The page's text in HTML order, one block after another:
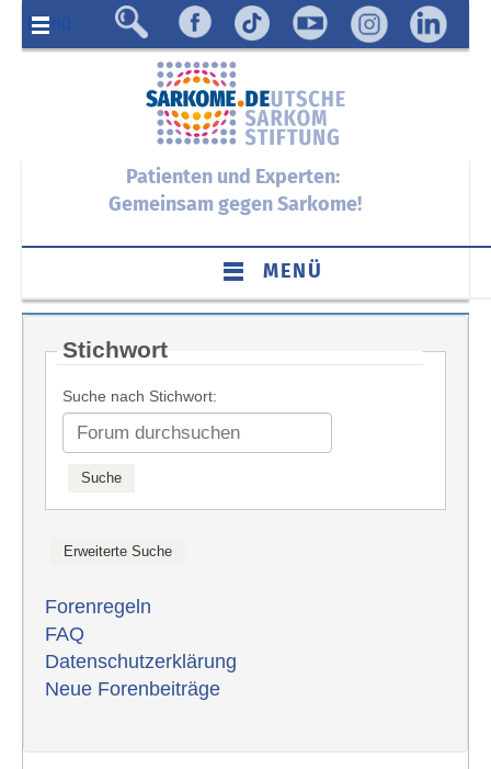
Menü
Patienten und Experten:
Gemeinsam gegen Sarkome!
MENÜ
Stichwort
Suche nach Stichwort:
Forenregeln
FAQ
Datenschutzerklärung
Neue Forenbeiträge